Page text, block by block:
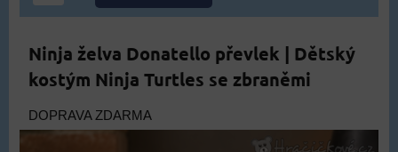
Ninja želva Donatello převlek | Dětský
kostým Ninja Turtles se zbraněmi
DOPRAVA ZDARMA